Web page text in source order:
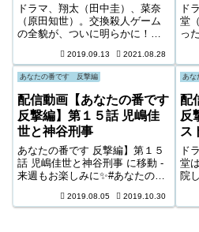
ドラマ、翔太（田中圭）、菜奈
（原田知世）。交換殺人ゲーム
の全貌が、ついに明らかに！！
星）か！？黒島（西野七瀬）
か！？それとも・・・！？黒幕
が語る驚愕の真相とはーー！？
最後の最後まで衝撃の連続！！
見届けるのは・・・あなたの番
です。
2019.09.13 2021.08.28
ド
堂
っ
て
二
だ
に
野
あなたの番です 反撃編
配信動画【あなたの番です
反撃編】第１５話 児嶋佳
世と神谷刑事
あなたの番です 反撃編】第１５
話 児嶋佳世と神谷刑事 に移動 -
来週もお楽しみに✨#あなたの番
る10時半#ザワつく日曜日
2019.08.05 2019.10.30
あ
配
反
ス
ド
堂
院
人